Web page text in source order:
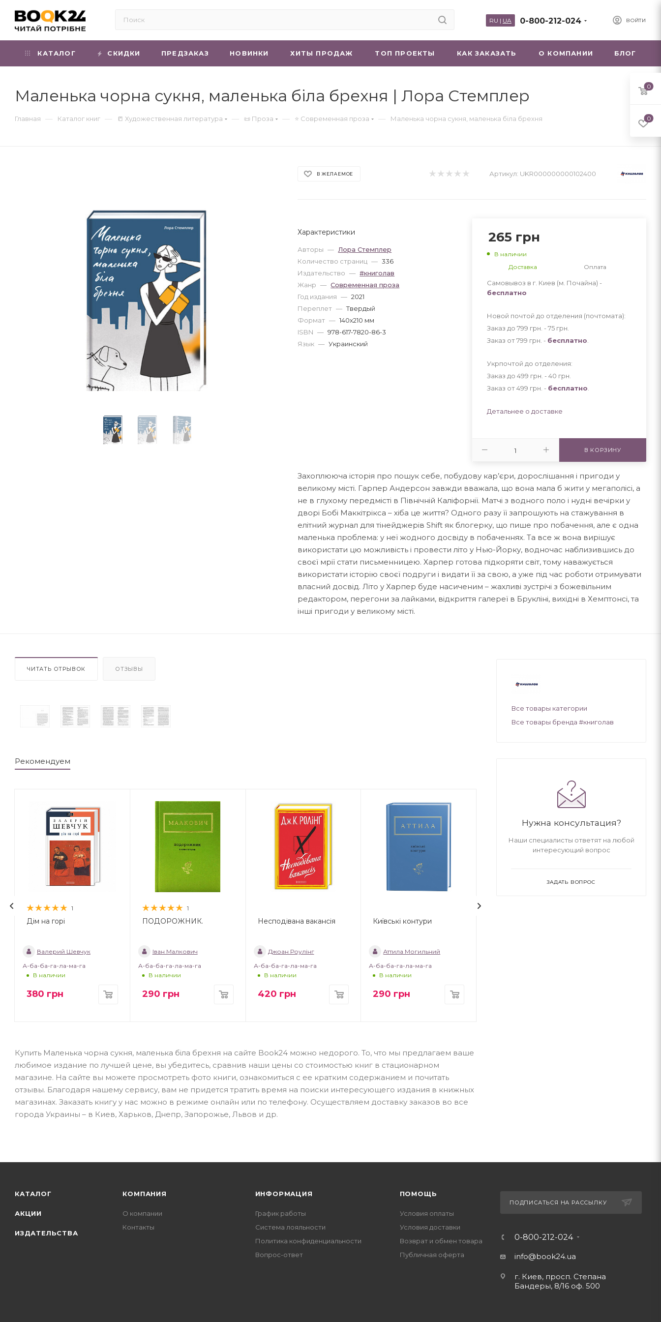
ВОЙТИ
0-800-212-024
RU | UA
КАТАЛОГ СКИДКИ ПРЕДЗАКАЗ НОВИНКИ ХИТЫ ПРОДАЖ ТОП ПРОЕКТЫ КАК ЗАКАЗАТЬ О КОМПАНИИ БЛОГ
Маленька чорна сукня, маленька біла брехня | Лора Стемплер
Главная — Каталог книг — 📒 Художественная литература — 📜 Проза — ⭐ Современная проза — Маленька чорна сукня, маленька біла брехня
В ЖЕЛАЕМОЕ Артикул: UKR000000000102400
Характеристики
Авторы — Лора Стемплер
Количество страниц — 336
Издательство — #книголав
Жанр — Современная проза
Год издания — 2021
Переплет — Твердый
Формат — 140x210 мм
ISBN — 978-617-7820-86-3
Язык — Украинский
265 грн
В наличии
Доставка
Оплата
Самовывоз в г. Киев (м. Почайна) -
бесплатно
Новой почтой до отделения (почтомата):
Заказ до 799 грн. - 75 грн
Заказ от 799 грн. - бесплатно
Укрпочтой до отделения:
Заказ до 499 грн. - 40 грн
Заказ от 499 грн. - бесплатно
Детальнее о доставке
В КОРЗИНУ
Захоплююча історія про пошук себе, побудову кар’єри, дорослішання і пригоди у
великому місті. Гарпер Андерсон завжди вважала, що вона мала б жити у мегаполісі, а
не в глухому передмісті в Північній Каліфорнії. Матчі з водного поло і нудні вечірки у
дворі Бобі Маккітрікса – хіба це життя? Одного разу її запрошують на стажування в
елітний журнал для тінейджерів Shift як блогерку, що пише про побачення, але є одна
маленька проблема: у неї жодного досвіду в побаченнях. Та все ж вона вирішує
використати цю можливість і провести літо у Нью-Йорку, водночас наблизившись до
своєї мрії стати письменницею. Харпер готова підкоряти світ, тому наважується
використати історію своєї подруги і видати її за свою, а уже під час роботи отримувати
власний досвід. Літо у Харпер буде насиченим – жахливі зустрічі з божевільним
редактором, перегони за лайками, відкриття галереї в Брукліні, вихідні в Хемптонсі, та
інші пригоди у великому місті.
ЧИТАТЬ ОТРЫВОК ОТЗЫВЫ
Рекомендуем
1
Дім на горі
Валерий Шевчук
А-ба-ба-га-ла-ма-га
В наличии
380 грн
1
ПОДОРОЖНИК.
Іван Малкович
А-ба-ба-га-ла-ма-га
В наличии
290 грн
Несподівана вакансія
Джоан Роулінг
А-ба-ба-га-ла-ма-га
В наличии
420 грн
Київські контури
Аттила Могильний
А-ба-ба-га-ла-ма-га
В наличии
290 грн
Купить Маленька чорна сукня, маленька біла брехня на сайте Book24 можно недорого. То, что мы предлагаем ваше
любимое издание по лучшей цене, вы убедитесь, сравнив наши цены со стоимостью книг в стационарном
магазине. На сайте вы можете просмотреть фото книги, ознакомиться с ее кратким содержанием и почитать
отзывы. Благодаря нашему сервису, вам не придется тратить время на поиски интересующего издания в книжных
магазинах. Заказать книгу у нас можно в режиме онлайн или по телефону. Осуществляем доставку заказов во все
города Украины – в Киев, Харьков, Днепр, Запорожье, Львов и др.
Все товары категории
Все товары бренда #книголав
Нужна консультация?
Наши специалисты ответят на любой
интересующий вопрос
ЗАДАТЬ ВОПРОС
КАТАЛОГ
АКЦИИ
ИЗДАТЕЛЬСТВА
КОМПАНИЯ
О компании
Контакты
ИНФОРМАЦИЯ
График работы
Система лояльности
Политика конфиденциальности
Вопрос-ответ
ПОМОЩЬ
Условия оплаты
Условия доставки
Возврат и обмен товара
Публичная оферта
ПОДПИСАТЬСЯ НА РАССЫЛКУ
0-800-212-024
info@book24.ua
г. Киев, просп. Степана
Бандеры, 8/16 оф. 500
0
0